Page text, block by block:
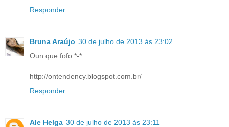
Responder
Bruna Araújo 30 de julho de 2013 às 23:02
Oun que fofo *-*
http://ontendency.blogspot.com.br/
Responder
Ale Helga 30 de julho de 2013 às 23:11